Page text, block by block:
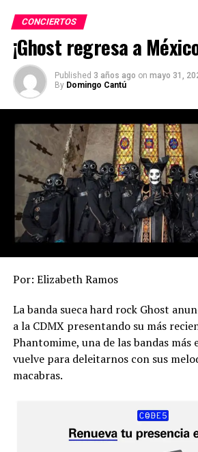
El día de ayer se presentaron en
comiéramos las uñas esperando sus
nuestro país, que si son fans no se
CONCIERTOS
¡Ghost regresa a
Published 3 años ago on mayo 31,
By Domingo Cantú
Por: Elizabeth Ramos
La banda sueca hard rock Ghost
a la CDMX presentando su más
Phantomime, una de las bandas más
vuelve para deleitarnos con sus
macabras.